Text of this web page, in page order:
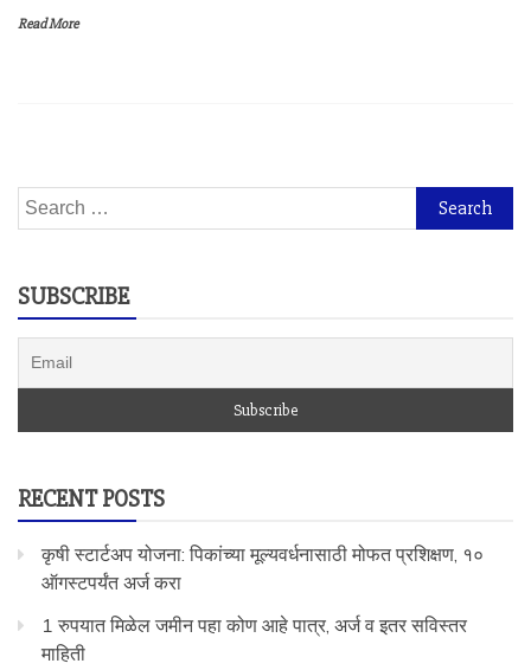
Read More
Search
for:
SUBSCRIBE
RECENT POSTS
कृषी स्टार्टअप योजना: पिकांच्या मूल्यवर्धनासाठी मोफत प्रशिक्षण, १०
ऑगस्टपर्यंत अर्ज करा
1 रुपयात मिळेल जमीन पहा कोण आहे पात्र, अर्ज व इतर सविस्तर
माहिती